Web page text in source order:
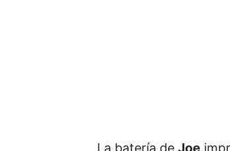
La batería de Joe